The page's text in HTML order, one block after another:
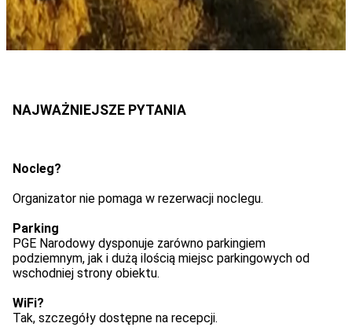
Nocleg?
Organizator nie pomaga w rezerwacji noclegu.
Parking
PGE Narodowy dysponuje zarówno parkingiem
podziemnym, jak i dużą ilością miejsc parkingowych od
wschodniej strony obiektu.
WiFi?
Tak, szczegóły dostępne na recepcji.